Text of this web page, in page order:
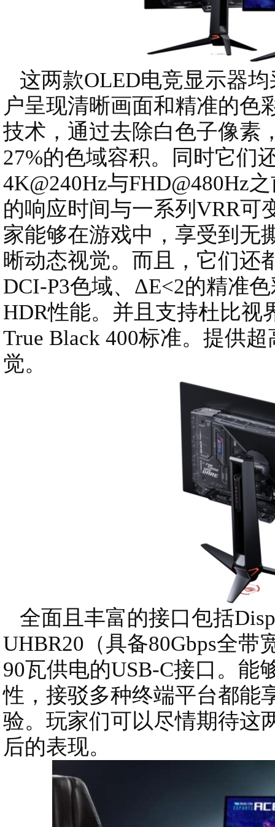
这两款OLED电竞显示器
户呈现清晰画面和精准的色
技术，通过去除白色子像素
27%的色域容积。同时它们
4K@240Hz与FHD@480Hz
的响应时间与一系列VRR可
家能够在游戏中，享受到无
晰动态视觉。而且，它们还
DCI-P3色域、ΔE<2的精准
HDR性能。并且支持杜比视
True Black 400标准。提供
觉。
全面且丰富的接口包括
UHBR20（具备80Gbps全
90瓦供电的USB-C接口。能
性，接驳多种终端平台都能
验。玩家们可以尽情期待这
后的表现。